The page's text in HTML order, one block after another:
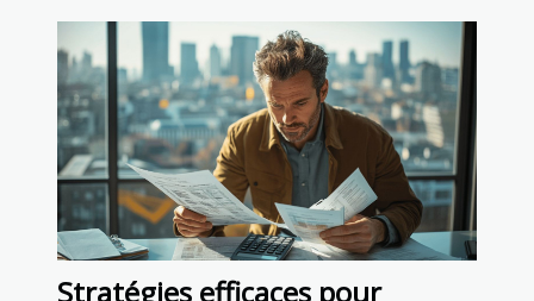
Stratégies efficaces pour